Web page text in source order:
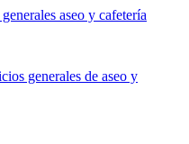
aseo y cafetería
generales de aseo y